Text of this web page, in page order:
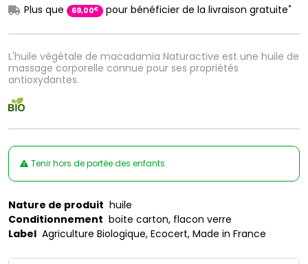
L'huile végétale de macadamia Naturactive est une huile de
massage corporelle connue pour ses propriétés
antioxydantes.
Plus que
69,00€ pour bénéficier de la livraison gratuite*
Tenir hors de portée des enfants
Nature de produit huile
Conditionnement boite carton, flacon verre
Label Agriculture Biologique, Ecocert, Made in France